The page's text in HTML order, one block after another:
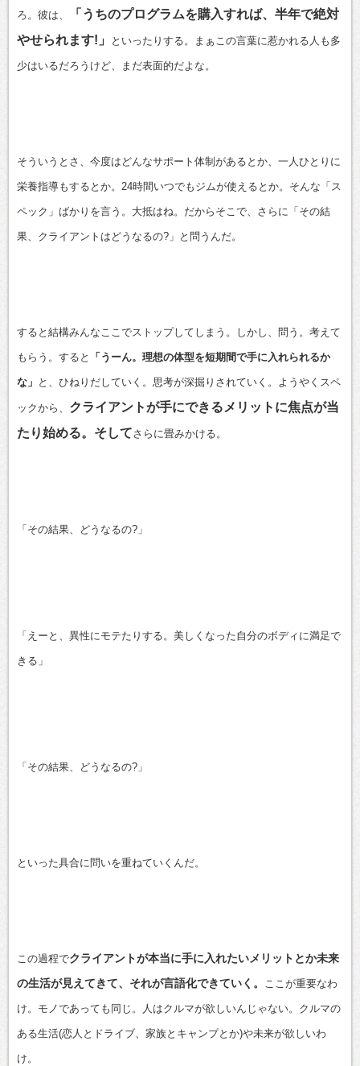
ろ。彼は、
「うちのプログラムを購入すれば、半年で絶対
やせられます!」
といったりする。まぁこの言葉に惹かれる人も多
少はいるだろうけど、まだ表面的だよな。
そういうとさ、今度はどんなサポート体制があるとか、一人ひとりに
栄養指導もするとか。24時間いつでもジムが使えるとか。そんな「ス
ペック」ばかりを言う。大抵はね。だからそこで、さらに「その結
果、クライアントはどうなるの?」と問うんだ。
すると結構みんなここでストップしてしまう。しかし、問う。考えて
もらう。すると 「うーん。理想の体型を短期間で手に入れられるか
な」 と、ひねりだしていく。思考が深掘りされていく。ようやくスペ
ックから、 クライアントが手にできるメリットに焦点が当
たり始める。そしてさらに畳みかける。
「その結果、どうなるの?」
「えーと、異性にモテたりする。美しくなった自分のボディに満足で
きる」
「その結果、どうなるの?」
といった具合に問いを重ねていくんだ。
この過程でクライアントが本当に手に入れたいメリットとか未来
の生活が見えてきて、それが言語化できていく。 ここが重要なわ
け。モノであっても同じ。人はクルマが欲しいんじゃない。クルマの
ある生活(恋人とドライブ、家族とキャンプとか)や未来が欲しいわ
け。